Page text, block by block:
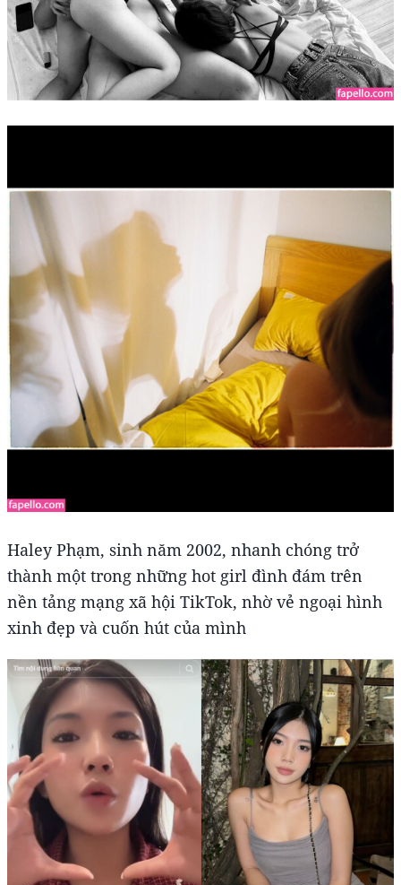
Haley Phạm, sinh năm 2002, nhanh chóng trở
thành một trong những hot girl đình đám trên
nền tảng mạng xã hội TikTok, nhờ vẻ ngoại hình
xinh đẹp và cuốn hút của mình